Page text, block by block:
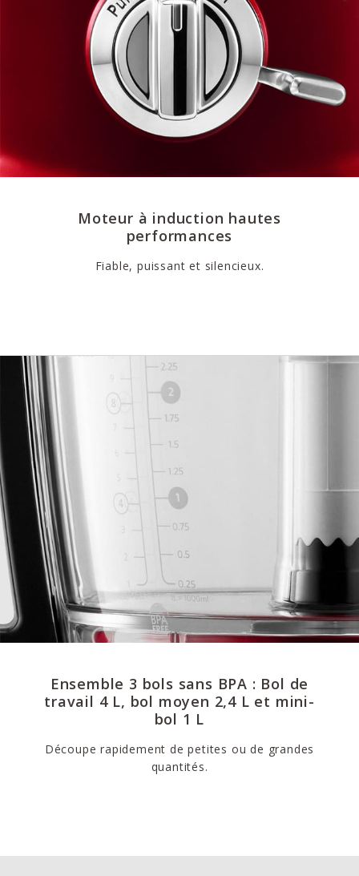
Moteur à induction hautes
performances
Fiable, puissant et silencieux.
Ensemble 3 bols sans BPA : Bol de
travail 4 L, bol moyen 2,4 L et mini-
bol 1 L
Découpe rapidement de petites ou de grandes
quantités.